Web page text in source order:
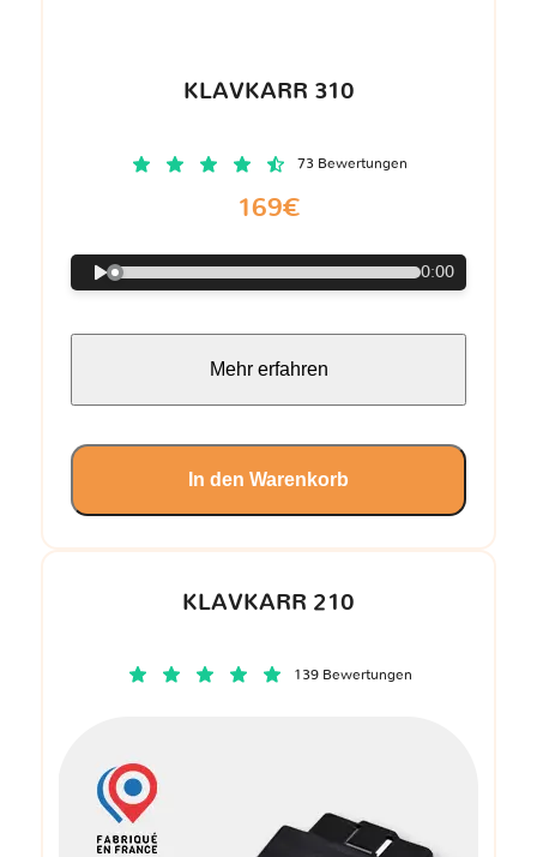
KLAVKARR 210
139 Bewertungen
KLAVKARR 310
73 Bewertungen
169€
0:00
Mehr erfahren
In den Warenkorb